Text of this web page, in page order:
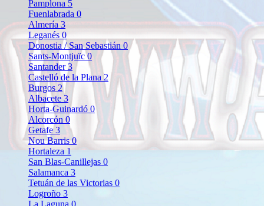
Pamplona 5
Fuenlabrada 0
Almería3
Leganés 0
Donostia / San Sebastián0
Sants-Montjuïc0
Santander3
Castelló de la Plana 2
Burgos 2
Albacete3
Horta-Guinardó 0
Alcorcón 0
Getafe3
Nou Barris0
Hortaleza1
San Blas-Canillejas 0
Salamanca 3
Tetuán de las Victorias 0
Logroño 3
La Laguna 0